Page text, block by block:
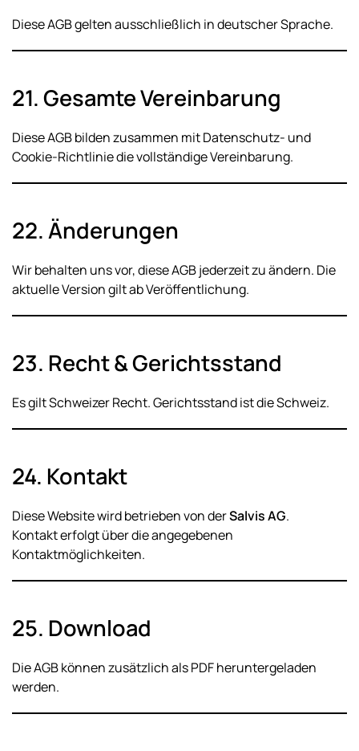
Diese AGB gelten ausschließlich in deutscher Sprache.
21. Gesamte Vereinbarung
Diese AGB bilden zusammen mit Datenschutz- und
Cookie-Richtlinie die vollständige Vereinbarung.
22. Änderungen
Wir behalten uns vor, diese AGB jederzeit zu ändern. Die
aktuelle Version gilt ab Veröffentlichung.
23. Recht & Gerichtsstand
Es gilt Schweizer Recht. Gerichtsstand ist die Schweiz.
24. Kontakt
Diese Website wird betrieben von derSalvis AG.
Kontakt erfolgt über die angegebenen
Kontaktmöglichkeiten.
25. Download
Die AGB können zusätzlich als PDF heruntergeladen
werden.